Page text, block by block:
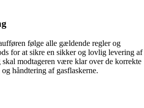
følge alle gældende regler og
for at sikre en sikker og lovlig levering af
skal modtageren være klar over de korrekte
håndtering af gasflaskerne.